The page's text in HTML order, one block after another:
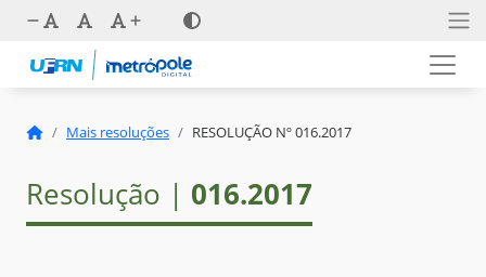
Mais resoluções RESOLUÇÃO Nº 016.2017
Resolução | 016.2017